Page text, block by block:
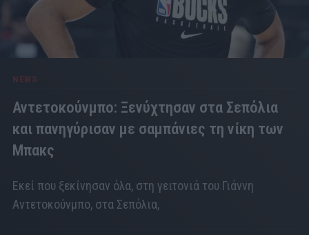
NEWS
Αντετοκούνμπο: Ξενύχτησαν στα Σεπόλια
και πανηγύρισαν με σαμπάνιες τη νίκη των
Μπακς
Εκεί που ξεκίνησαν όλα, στη γειτονιά του Γιάννη
Αντετοκούνμπο, στα Σεπόλια,